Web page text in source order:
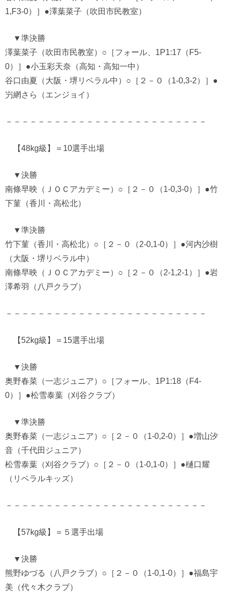
1,F3-0）］●澤葉菜子（吹田市民教室）
▼準決勝
澤葉菜子（吹田市民教室）○［フォール、1P1:17（F5-
0）］●小玉彩天奈（高知・高知一中）
谷口由夏（大阪・堺リベラル中）○［２－０（1-0,3-2）］●
屶網さら（エンジョイ）
－－－－－－－－－－－－－－－－－－－－－－－－－
【48kg級】＝10選手出場
▼決勝
南條早映（ＪＯＣアカデミー）○［２－０（1-0,3-0）］●竹
下菫（香川・高松北）
▼準決勝
竹下菫（香川・高松北）○［２－０（2-0,1-0）］●河内沙樹
（大阪・堺リベラル中）
南條早映（ＪＯＣアカデミー）○［２－０（2-1,2-1）］●岩
澤希羽（八戸クラブ）
－－－－－－－－－－－－－－－－－－－－－－－－－
【52kg級】＝15選手出場
▼決勝
奥野春菜（一志ジュニア）○［フォール、1P1:18（F4-
0）］●松雪泰葉（刈谷クラブ）
▼準決勝
奥野春菜（一志ジュニア）○［２－０（1-0,2-0）］●増山汐
音（千代田ジュニア）
松雪泰葉（刈谷クラブ）○［２－０（1-0,1-0）］●樋口耀
（リベラルキッズ）
－－－－－－－－－－－－－－－－－－－－－－－－－
【57kg級】＝５選手出場
▼決勝
熊野ゆづる（八戸クラブ）○［２－０（1-0,1-0）］●福島宇
美（代々木クラブ）